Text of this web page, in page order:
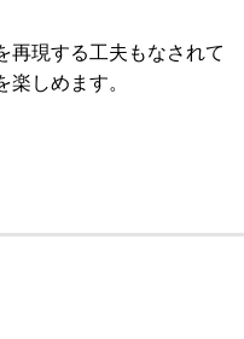
再現する工夫もなされて
しめます。